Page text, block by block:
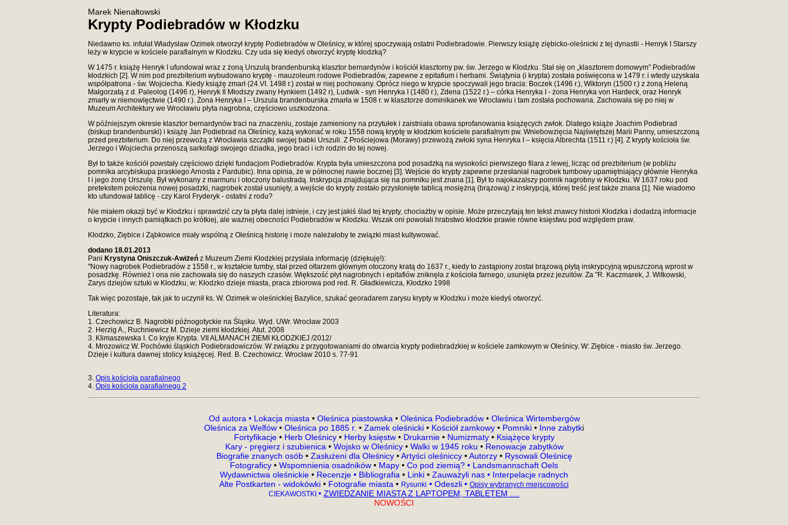
Marek Nienałtowski
Krypty Podiebradów w Kłodzku
Niedawno ks. infułat Władysław Ozimek otworzył kryptę Podiebradów w Oleśnicy, w której spoczywają ostatni Podiebradowie. Pierwszy książę ziębicko-oleśnicki z tej dynastii - Henryk I Starszy
leży w krypcie w kościele parafialnym w Kłodzku. Czy uda się kiedyś otworzyć kryptę kłodzką?
W 1475 r. książę Henryk I ufundował wraz z żoną Urszulą brandenburską klasztor bernardynów i kościół klasztorny pw. św. Jerzego w Kłodzku. Stał się on „klasztorem domowym” Podiebradów
kłodzkich [2]. W nim pod prezbiterium wybudowano kryptę - mauzoleum rodowe Podiebradów, zapewne z epitafium i herbami. Świątynia (i krypta) została poświęcona w 1479 r. i wtedy uzyskała
współpatrona - św. Wojciecha. Kiedy książę zmarł (24.VI. 1498 r.) został w niej pochowany. Oprócz niego w krypcie spoczywali jego bracia: Boczek (1496 r.), Wiktoryn (1500 r.) z żoną Heleną
Małgorzatą z d. Paleolog (1496 r), Henryk II Młodszy zwany Hynkiem (1492 r), Ludwik - syn Henryka I (1480 r.), Zdena (1522 r.) – córka Henryka I - żona Henryka von Hardeck, oraz Henryk
zmarły w niemowlęctwie (1490 r.). Żona Henryka I – Urszula brandenburska zmarła w 1508 r. w klasztorze dominikanek we Wrocławiu i tam została pochowana. Zachowała się po niej w
Muzeum Architektury we Wrocławiu płyta nagrobna, częściowo uszkodzona.
W późniejszym okresie klasztor bernardynów traci na znaczeniu, zostaje zamieniony na przytułek i zaistniała obawa sprofanowania książęcych zwłok. Dlatego książe Joachim Podiebrad
(biskup brandenburski) i książę Jan Podiebrad na Oleśnicy, każą wykonać w roku 1558 nową kryptę w kłodzkim kościele parafialnym pw. Wniebowzięcia Najświętszej Marii Panny, umieszczoną
przed prezbiterium. Do niej przewożą z Wrocławia szczątki swojej babki Urszuli. Z Prościejowa (Morawy) przewożą zwłoki syna Henryka I – księcia Albrechta (1511 r.) [4]. Z krypty kościoła św.
Jerzego i Wojciecha przenoszą sarkofagi swojego dziadka, jego braci i ich rodzin do tej nowej.
Był to także kościół powstały częściowo dzięki fundacjom Podiebradów. Krypta była umieszczona pod posadzką na wysokości pierwszego filara z lewej, licząc od prezbiterium (w pobliżu
pomnika arcybiskupa praskiego Arnosta z Pardubic). Inna opinia, że w północnej nawie bocznej [3]. Wejście do krypty zapewne przesłaniał nagrobek tumbowy upamiętniający głównie Henryka
I i jego żonę Urszulę. Był wykonany z marmuru i otoczony balustradą. Inskrypcja znajdująca się na pomniku jest znana [1]. Był to najokazalszy pomnik nagrobny w Kłodzku. W 1637 roku pod
pretekstem położenia nowej posadzki, nagrobek został usunięty, a wejście do krypty zostało przysłonięte tablicą mosiężną (brązową) z inskrypcją, której treść jest także znana [1]. Nie wiadomo
kto ufundował tablicę - czy Karol Fryderyk - ostatni z rodu?
Nie miałem okazji być w Kłodzku i sprawdzić czy ta płyta dalej istnieje, i czy jest jakiś ślad tej krypty, chociażby w opisie. Może przeczytają ten tekst znawcy historii Kłodzka i dodadzą informacje
o krypcie i innych pamiątkach po krótkiej, ale ważnej obecności Podiebradów w Kłodzku. Wszak oni powołali hrabstwo kłodzkie prawie równe księstwu pod względem praw.
Kłodzko, Ziębice i Ząbkowice miały wspólną z Oleśnicą historię i może należałoby te związki miast kultywować.
dodano 18.01.2013
Pani Krystyna Oniszczuk-Awiżeń z Muzeum Ziemi Kłodzkiej przysłała informację (dziękuję!):
"Nowy nagrobek Podiebradów z 1558 r., w kształcie tumby, stał przed ołtarzem głównym otoczony kratą do 1637 r., kiedy to zastąpiony został brązową płytą inskrypcyjną wpuszczoną wprost w
posadzkę. Również i ona nie zachowała się do naszych czasów. Większość płyt nagrobnych i epitafiów zniknęła z kościoła farnego, usunięta przez jezuitów. Za "R. Kaczmarek, J. Witkowski,
Zarys dziejów sztuki w Kłodzku, w: Kłodzko dzieje miasta, praca zbiorowa pod red. R. Gładkiewicza, Kłodzko 1998
Tak więc pozostaje, tak jak to uczynił ks. W. Ozimek w oleśnickiej Bazylice, szukać georadarem zarysu krypty w Kłodzku i może kiedyś otworzyć.
Literatura:
1. Czechowicz B. Nagrobki późnogotyckie na Śląsku. Wyd. UWr. Wrocław 2003
2. Herzig A., Ruchniewicz M. Dzieje ziemi kłodzkiej. Atut. 2008
3. Klimaszewska I. Co kryje Krypta. VII ALMANACH ZIEMI KŁODZKIEJ /2012/
4. Mrozowicz W. Pochówki śląskich Podiebradowiczów. W związku z przygotowaniami do otwarcia krypty podiebradzkiej w kościele zamkowym w Oleśnicy. W: Ziębice - miasto św. Jerzego.
Dzieje i kultura dawnej stolicy książęcej. Red. B. Czechowicz. Wrocław 2010 s. 77-91
3. Opis kościoła parafialnego
4. Opis kościoła parafialnego 2
Od autora • Lokacja miasta • Oleśnica piastowska • Oleśnica Podiebradów• Oleśnica Wirtembergów
Oleśnica za Welfów • Oleśnica po 1885 r. • Zamek oleśnicki • Kościół zamkowy • Pomniki • Inne zabytki
Fortyfikacje •Herb Oleśnicy • Herby księstw• Drukarnie • Numizmaty• Książęce krypty
Kary - pręgierz i szubienica • Wojsko w Oleśnicy • Walki w 1945 roku •Renowacje zabytków
Biografie znanych osób • Zasłużeni dla Oleśnicy•Artyści oleśniccy •Autorzy•Rysowali Oleśnicę
Fotograficy • Wspomnienia osadników • Mapy • Co pod ziemią? • Landsmannschaft Oels
Wydawnictwa oleśnickie • Recenzje • Bibliografia • Linki • Zauważyli nas • Interpelacje radnych
Alte Postkarten - widokówki • Fotografie miasta • Rysunki • Odeszli • Opisy wybranych miejscowości
CIEKAWOSTKI • ZWIEDZANIE MIASTA Z LAPTOPEM, TABLETEM ....
NOWOŚCI